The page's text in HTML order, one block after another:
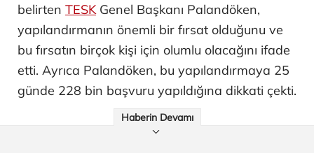
belirten TESKGenel Başkanı Palandöken,
yapılandırmanın önemli bir fırsat olduğunu ve
bu fırsatın birçok kişi için olumlu olacağını ifade
etti. Ayrıca Palandöken, bu yapılandırmaya 25
günde 228 bin başvuru yapıldığına dikkati çekti.
Haberin Devamı